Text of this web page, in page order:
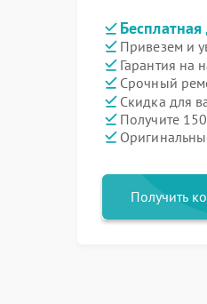
Привезем и
Гарантия на
Срочный
Скидка для
Получите
Получить